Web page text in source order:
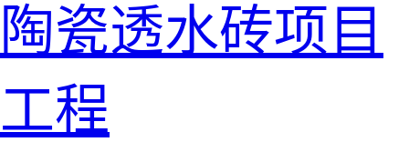
陶瓷透水砖项目
工程